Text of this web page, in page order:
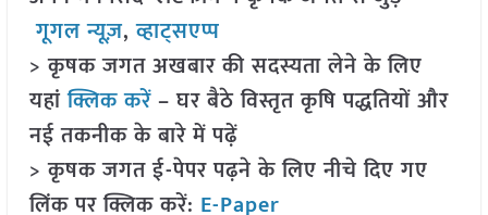
गूगल न्यूज़,व्हाट्सएप्प
> कृषक जगत अखबार की सदस्यता लेने के लिए
यहांक्लिक करें– घर बैठे विस्तृत कृषि पद्धतियों और
नई तकनीक के बारे में पढ़ें
> कृषक जगत ई-पेपर पढ़ने के लिए नीचे दिए गए
लिंक पर क्लिक करें: E-Paper